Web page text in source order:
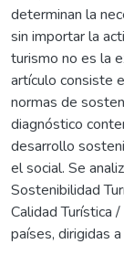
determinan la
sin importar la
turismo no es la
artículo consiste
normas de
diagnóstico
desarrollo
el social. Se
Sostenibilidad
Calidad Turística
países, dirigidas